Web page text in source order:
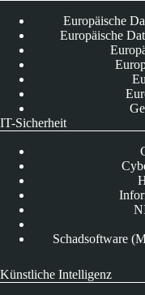
Europäische
Europäische
IT-Sicherheit
Schadsoftware
Künstliche Intelligenz